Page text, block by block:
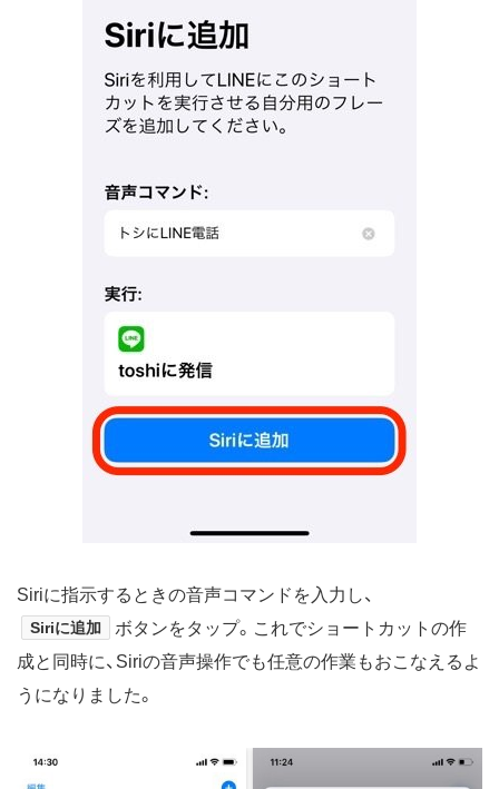
Siriに指示するときの音声コマンドを入力し、
Siriに追加
ボタンをタップ。これでショートカットの作
成と同時に、Siriの音声操作でも任意の作業もおこなえるよ
うになりました。